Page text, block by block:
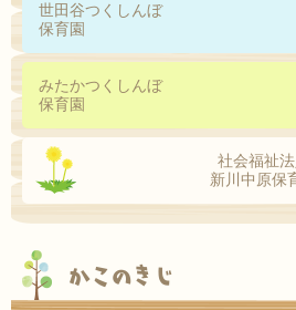
世田谷つくしんぼ
保育園
みたかつくしんぼ
保育園
社会福祉法
新川中原保
かこのきじ